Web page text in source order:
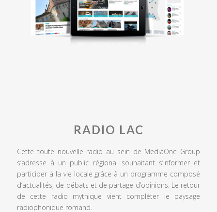
RADIO LAC
Cette toute nouvelle radio au sein de MediaOne Group
s’adresse à un public régional souhaitant s’informer et
participer à la vie locale grâce à un programme composé
d’actualités, de débats et de partage d’opinions. Le retour
de cette radio mythique vient compléter le paysage
radiophonique romand.